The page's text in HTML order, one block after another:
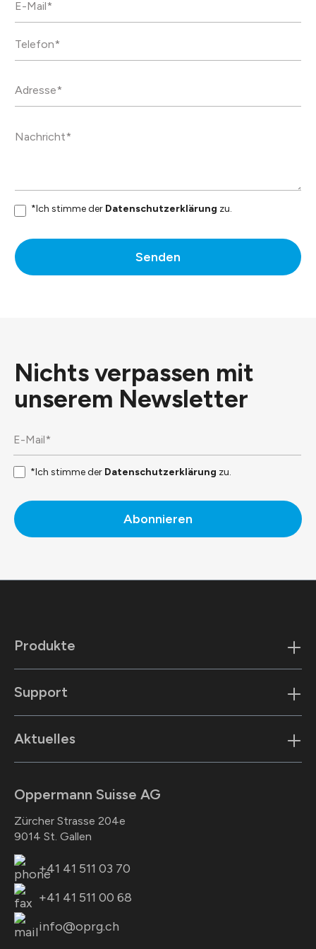
*Ich stimme der Datenschutzerklärung zu.
Senden
Nichts verpassen mit
unserem Newsletter
*Ich stimme der Datenschutzerklärung zu.
Abonnieren
Oppermann Suisse AG
Zürcher Strasse 204e
9014 St. Gallen
+41 41 511 03 70
+41 41 511 00 68
info@oprg.ch
Produkte
Support
Aktuelles